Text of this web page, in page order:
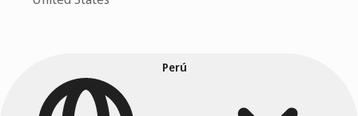
Perú